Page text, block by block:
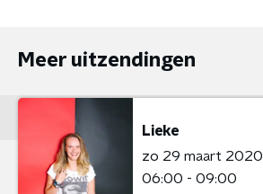
Meer uitzendingen
Lieke
zo 29 maart 2020
06:00 - 09:00